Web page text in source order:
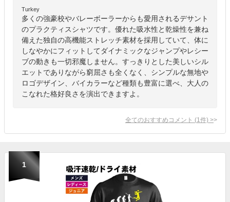
Turkey
多くの強豪校やバレーボーラーからも愛用されるデサント
のプラクティスシャツです。優れた吸水性と乾燥性を兼ね
備えた独自の高機能ストレッチ素材を採用していて、体に
しなやかにフィットしてダイナミックなジャンプやレシー
ブの動きも一切邪魔しません。すっきりとした美しいシル
エットでありながら窮屈さも全くなく、シンプルな無地や
ロゴデザイン、バイカラーなど種類も豊富に選べ、大人の
こなれた格好良さを演出できますよ。
全てのおすすめコメント (1 件) >
1